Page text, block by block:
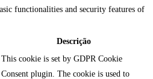
functionalities and security features of
Descrição
This cookie is set by GDPR Cookie
Consent plugin. The cookie is used to